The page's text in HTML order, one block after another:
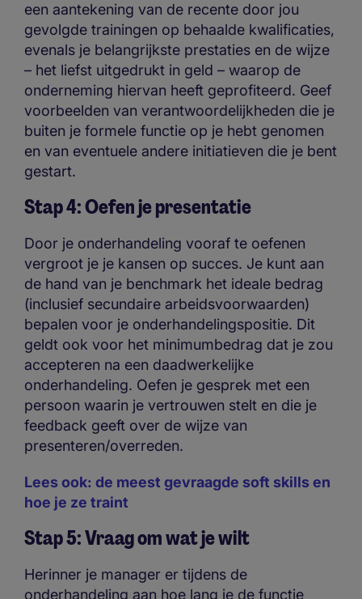
een aantekening van de recente door jou
gevolgde trainingen op behaalde kwalificaties,
evenals je belangrijkste prestaties en de wijze
– het liefst uitgedrukt in geld – waarop de
onderneming hiervan heeft geprofiteerd. Geef
voorbeelden van verantwoordelijkheden die je
buiten je formele functie op je hebt genomen
en van eventuele andere initiatieven die je bent
gestart.
Stap 4: Oefen je presentatie
Door je onderhandeling vooraf te oefenen
vergroot je je kansen op succes. Je kunt aan
de hand van je benchmark het ideale bedrag
(inclusief secundaire arbeidsvoorwaarden)
bepalen voor je onderhandelingspositie. Dit
geldt ook voor het minimumbedrag dat je zou
accepteren na een daadwerkelijke
onderhandeling. Oefen je gesprek met een
persoon waarin je vertrouwen stelt en die je
feedback geeft over de wijze van
presenteren/overreden.
Lees ook: de meest gevraagde soft skills en
hoe je ze traint
Stap 5: Vraag om wat je wilt
Herinner je manager er tijdens de
onderhandeling aan hoe lang je de functie